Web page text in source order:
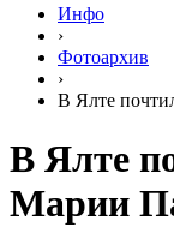
Инфо
›
Фотоархив
›
В Ялте
В Ялте
Марии